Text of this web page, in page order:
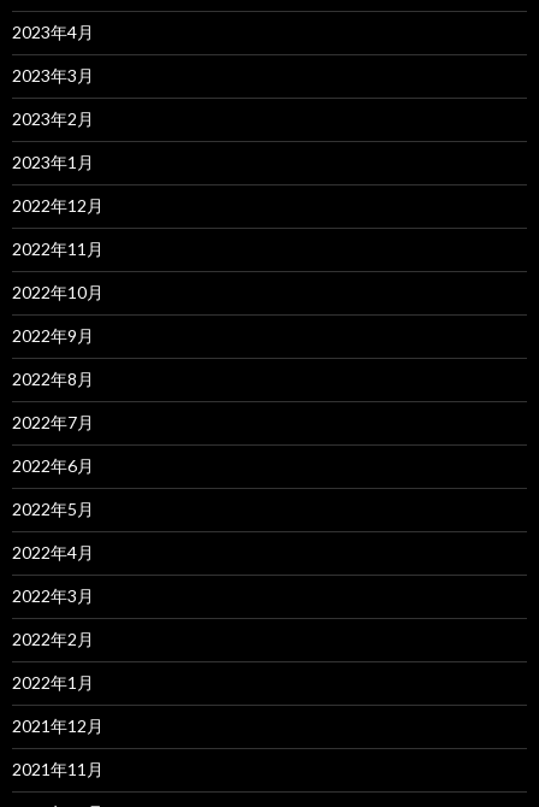
2023年4月
2023年3月
2023年2月
2023年1月
2022年12月
2022年11月
2022年10月
2022年9月
2022年8月
2022年7月
2022年6月
2022年5月
2022年4月
2022年3月
2022年2月
2022年1月
2021年12月
2021年11月